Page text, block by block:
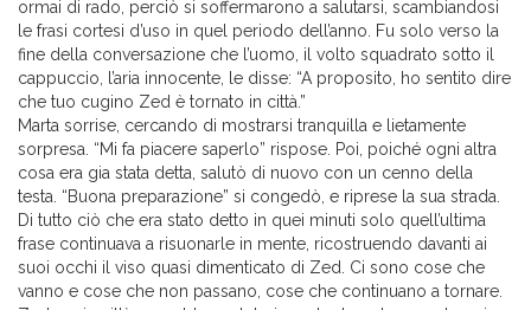
ormai di rado, perciò si soffermarono a salutarsi, scambiandosi
le frasi cortesi d’uso in quel periodo dell’anno. Fu solo verso la
fine della conversazione che l’uomo, il volto squadrato sotto il
cappuccio, l’aria innocente, le disse: “A proposito, ho sentito dire
che tuo cugino Zed è tornato in città.”
Marta sorrise, cercando di mostrarsi tranquilla e lietamente
sorpresa. “Mi fa piacere saperlo” rispose. Poi, poiché ogni altra
cosa era gia stata detta, salutò di nuovo con un cenno della
testa. “Buona preparazione” si congedò, e riprese la sua strada.
Di tutto ciò che era stato detto in quei minuti solo quell’ultima
frase continuava a risuonarle in mente, ricostruendo davanti ai
suoi occhi il viso quasi dimenticato di Zed. Ci sono cose che
vanno e cose che non passano, cose che continuano a tornare.